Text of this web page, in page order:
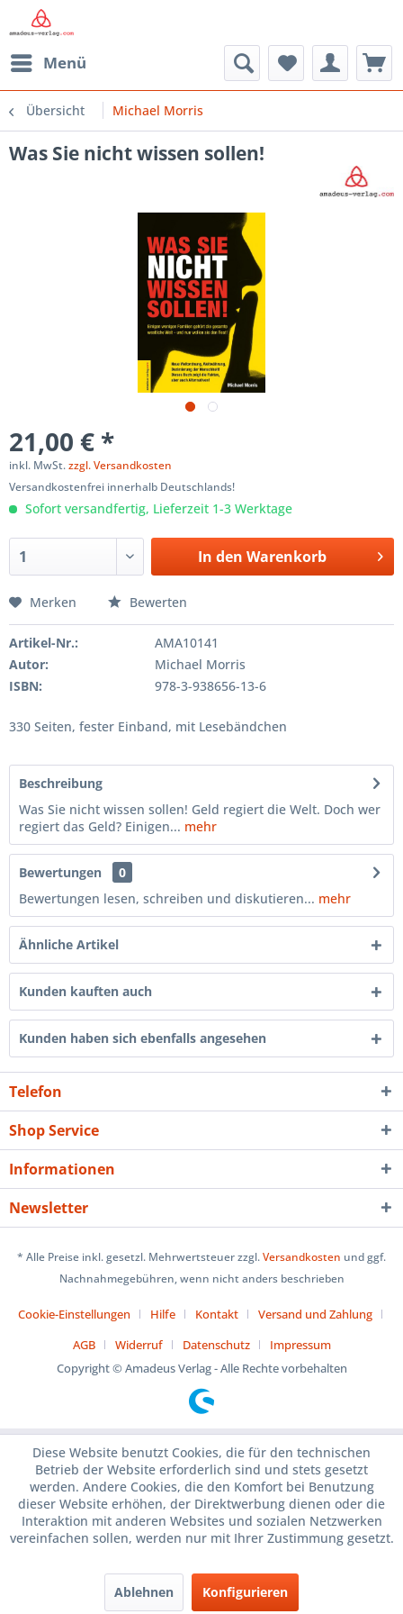
Menü
Übersicht Michael Morris
Was Sie nicht wissen sollen!
21,00 € *
inkl. MwSt.zzgl. Versandkosten
Versandkostenfrei innerhalb Deutschlands!
Sofort versandfertig, Lieferzeit 1-3 Werktage
In den Warenkorb
Merken Bewerten
Artikel-Nr.:
AMA10141
Autor:
Michael Morris
ISBN:
978-3-938656-13-6
330 Seiten, fester Einband, mit Lesebändchen
Beschreibung
Was Sie nicht wissen sollen! Geld regiert die Welt. Doch wer
regiert das Geld? Einigen... mehr
Bewertungen
0
Bewertungen lesen, schreiben und diskutieren... mehr
Ähnliche Artikel
Kunden kauften auch
Kunden haben sich ebenfalls angesehen
Telefon
Shop Service
Informationen
Newsletter
* Alle Preise inkl. gesetzl. Mehrwertsteuer zzgl.Versandkosten und ggf.
Nachnahmegebühren, wenn nicht anders beschrieben
Cookie-Einstellungen Hilfe Kontakt
Versand und Zahlung
AGB
Widerruf Datenschutz
Impressum
Copyright © Amadeus Verlag - Alle Rechte vorbehalten
Diese Website benutzt Cookies, die für den technischen
Betrieb der Website erforderlich sind und stets gesetzt
werden. Andere Cookies, die den Komfort bei Benutzung
dieser Website erhöhen, der Direktwerbung dienen oder die
Interaktion mit anderen Websites und sozialen Netzwerken
vereinfachen sollen, werden nur mit Ihrer Zustimmung gesetzt.
Ablehnen Konfigurieren